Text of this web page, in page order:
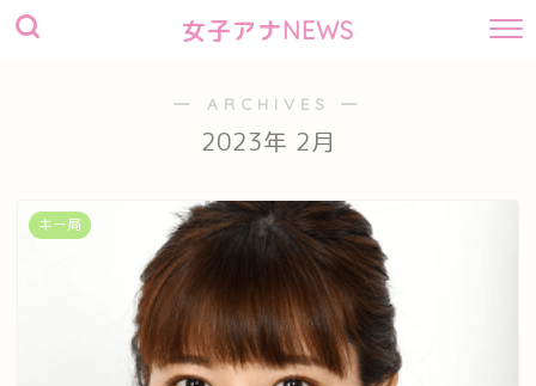
女子アナNEWS
― ARCHIVES ―
2023年 2月
キー局